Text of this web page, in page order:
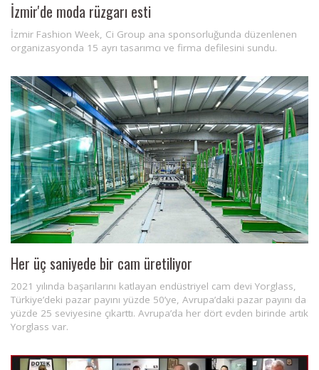
İzmir'de moda rüzgarı esti
İzmir Fashion Week, Ci Group ana sponsorluğunda düzenlenen
organizasyonda 15 ayrı tasarımcı ve firma defilesini sundu.
Her üç saniyede bir cam üretiliyor
2021 yılında başarılarını katlayan endüstriyel cam devi Yorglass,
Türkiye’deki pazar payını yüzde 50’ye, Avrupa’daki pazar payını da
yüzde 25 seviyesine çıkarttı. Avrupa’da her dört evden birinde artık
Yorglass var.